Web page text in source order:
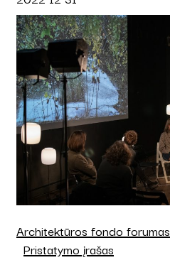
Architektūros fondo forumas
Pristatymo įrašas